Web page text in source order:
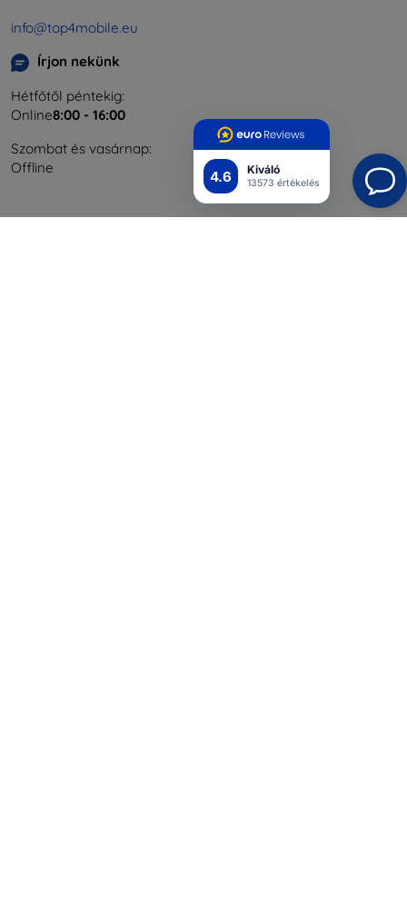
4.6 Kiváló
13573 értékelés
info@top4mobile.eu
Írjon nekünk
Hétfőtől péntekig:
Online8:00 - 16:00
Szombat és vasárnap:
Offline